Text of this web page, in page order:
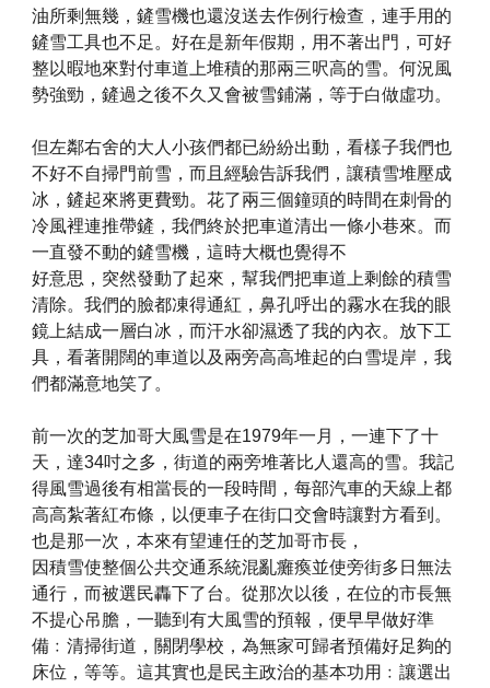
油所剩無幾，鏟雪機也還沒送去作例行檢查，連手用的
鏟雪工具也不足。好在是新年假期，用不著出門，可好
整以暇地來對付車道上堆積的那兩三呎高的雪。何況風
勢強勁，鏟過之後不久又會被雪鋪滿，等于白做虛功。
但左鄰右舍的大人小孩們都已紛紛出動，看樣子我們也
不好不自掃門前雪，而且經驗告訴我們，讓積雪堆壓成
冰，鏟起來將更費勁。花了兩三個鐘頭的時間在刺骨的
冷風裡連推帶鏟，我們終於把車道清出一條小巷來。而
一直發不動的鏟雪機，這時大概也覺得不
好意思，突然發動了起來，幫我們把車道上剩餘的積雪
清除。我們的臉都凍得通紅，鼻孔呼出的霧水在我的眼
鏡上結成一層白冰，而汗水卻濕透了我的內衣。放下工
具，看著開闊的車道以及兩旁高高堆起的白雪堤岸，我
們都滿意地笑了。
前一次的芝加哥大風雪是在1979年一月，一連下了十
天，達34吋之多，街道的兩旁堆著比人還高的雪。我記
得風雪過後有相當長的一段時間，每部汽車的天線上都
高高紮著紅布條，以便車子在街口交會時讓對方看到。
也是那一次，本來有望連任的芝加哥市長，
因積雪使整個公共交通系統混亂癱瘓並使旁街多日無法
通行，而被選民轟下了台。從那次以後，在位的市長無
不提心吊膽，一聽到有大風雪的預報，便早早做好準
備﹕清掃街道，關閉學校，為無家可歸者預備好足夠的
床位，等等。這其實也是民主政治的基本功用﹕讓選出